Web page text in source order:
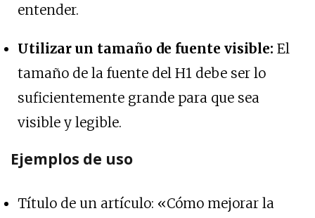
entender.
Utilizar un tamaño de fuente visible: El
tamaño de la fuente del H1 debe ser lo
suficientemente grande para que sea
visible y legible.
Ejemplos de uso
Título de un artículo: «Cómo mejorar la